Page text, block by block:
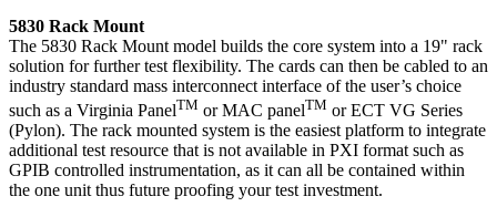
5830 Rack Mount
The 5830 Rack Mount model builds the core system into a 19" rack
solution for further test flexibility. The cards can then be cabled to an
industry standard mass interconnect interface of the user’s choice
such as a Virginia PanelTM or MAC panelTM or ECT VG Series
(Pylon). The rack mounted system is the easiest platform to integrate
additional test resource that is not available in PXI format such as
GPIB controlled instrumentation, as it can all be contained within
the one unit thus future proofing your test investment.